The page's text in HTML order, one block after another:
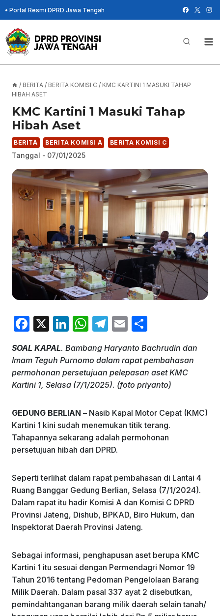
Skip
to
content
• Portal Resmi DPRD Jawa Tengah
/ BERITA / BERITA KOMISI C / KMC KARTINI 1 MASUKI TAHAP
HIBAH ASET
KMC Kartini 1 Masuki Tahap
Hibah Aset
BERITA BERITA KOMISI A BERITA KOMISI C
Tanggal - 07/01/2025
F
c
e
b
o
k
X
Li
k
e
dI
W
at
s
A
p
T
e
gr
a
E
ai
l
ar
e
SOAL KAPAL. Bambang Haryanto Bachrudin dan
Imam Teguh Purnomo dalam rapat pembahasan
permohonan persetujuan pelepasan aset KMC
Kartini 1, Selasa (7/1/2025). (foto priyanto)
GEDUNG BERLIAN – Nasib Kapal Motor Cepat (KMC)
Kartini 1 kini sudah menemukan titik terang.
Tahapannya sekarang adalah permohonan
persetujuan hibah dari DPRD.
Seperti terlihat dalam rapat pembahasan di Lantai 4
Ruang Banggar Gedung Berlian, Selasa (7/1/2024).
Dalam rapat itu hadir Komisi A dan Komisi C DPRD
Provinsi Jateng, Dishub, BPKAD, Biro Hukum, dan
Inspektorat Daerah Provinsi Jateng.
Sebagai informasi, penghapusan aset berupa KMC
Kartini 1 itu sesuai dengan Permendagri Nomor 19
Tahun 2016 tentang Pedoman Pengelolaan Barang
Milik Daerah. Dalam pasal 337 ayat 2 disebutkan,
pemindahtanganan barang milik daerah selain tanah/